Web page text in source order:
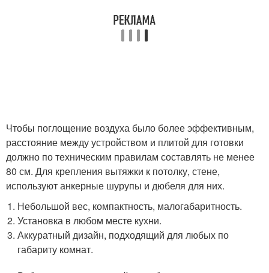
Чтобы поглощение воздуха было более эффективным,
расстояние между устройством и плитой для готовки
должно по техническим правилам составлять не менее
80 см. Для крепления вытяжки к потолку, стене,
используют анкерные шурупы и дюбеля для них.
Небольшой вес, компактность, малогабаритность.
Установка в любом месте кухни.
Аккуратный дизайн, подходящий для любых по
габариту комнат.